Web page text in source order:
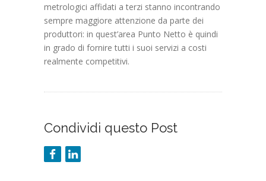
metrologici affidati a terzi stanno incontrando
sempre maggiore attenzione da parte dei
produttori: in quest’area Punto Netto è quindi
in grado di fornire tutti i suoi servizi a costi
realmente competitivi.
Condividi questo Post